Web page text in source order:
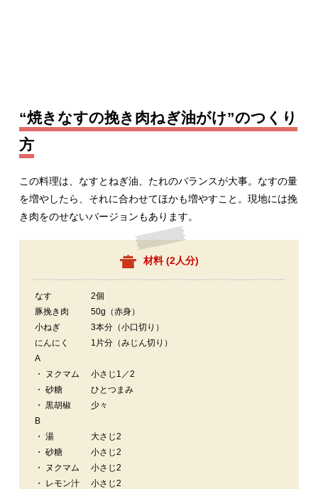
“焼きなすの挽き肉ねぎ油がけ”のつくり
方
この料理は、なすとねぎ油、たれのバランスが大事。なすの量
を増やしたら、それに合わせてほかも増やすこと。現地には挽
き肉をのせないバージョンもあります。
材料 (2人分)
なす
2個
豚挽き肉
50g（赤身）
小ねぎ
3本分（小口切り）
にんにく
1片分（みじん切り）
A
・ ヌクマム
小さじ1／2
・ 砂糖
ひとつまみ
・ 黒胡椒
少々
B
・ 湯
大さじ2
・ 砂糖
小さじ2
・ ヌクマム
小さじ2
・ レモン汁
小さじ2